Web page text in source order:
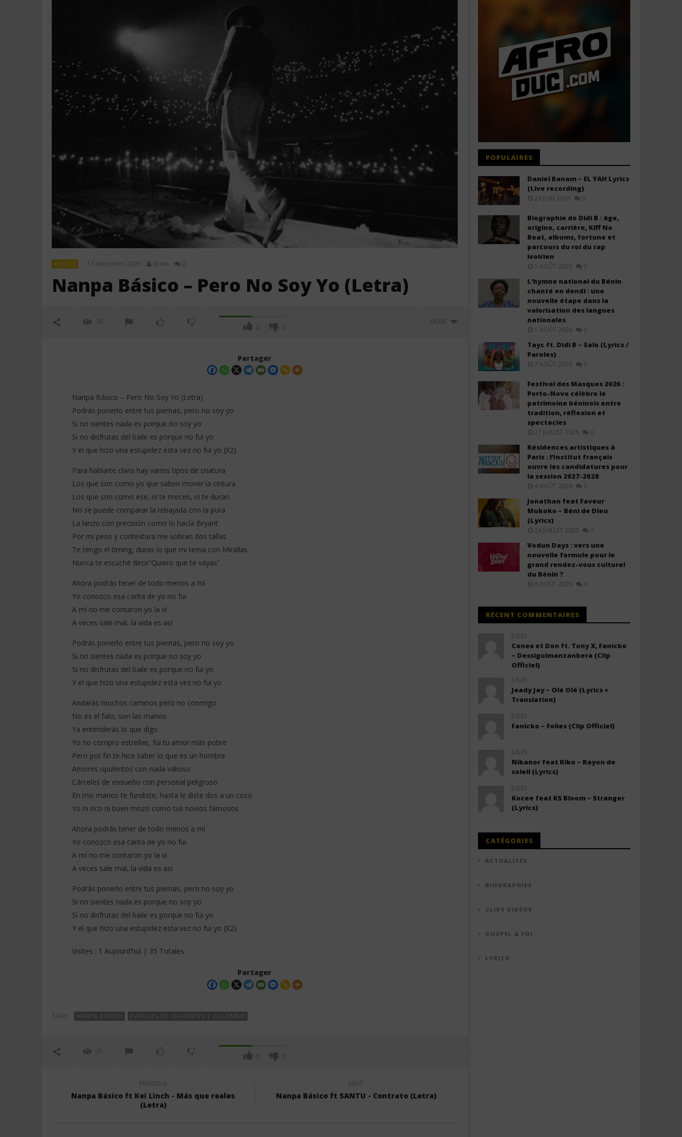
LYRICS 17 décembre 2025 Stone 0
Nanpa Básico – Pero No Soy Yo (Letra)
35
0 0
MORE
NOW VIEWING
Nanpa Básico – Pero No Soy Yo
décembre
2025
Stone
Warren Saada ft Valka - Jolie
17
décembre
2025
Stone
Zaho ft Yuri Buenaventura -
Coeur de Pirate (Lyrics +
Translation)
Luis Fonsi ft Feid -
(Lyrics)
17
décembre
Partager
Nanpa Básico – Pero No Soy Yo (Letra)
Podrás ponerlo entre tus piernas, pero no soy yo
Si no sientes nada es porque no soy yo
Si no disfrutas del baile es porque no fui yo
Y el que hizo una estupidez esta vez no fui yo (X2)
Para hablarte claro hay varios tipos de criatura
Los que son como yo que saben mover la cintura
Los que son como ese, ni te mecen, ni te duran
No se puede comparar la rebajada con la pura
La lanzo con precisión como lo hacía Bryant
Por mi peso y contextura me sobran dos tallas
Te tengo el timing, duras lo que mi tema con Mirallas
Nunca te escuché decir”Quiero que te vayas”
Ahora podrás tener de todo menos a mí
Yo conozco esa carita de yo no fui
A mí no me contaron yo la ví
A veces sale mal, la vida es así
Podrás ponerlo entre tus piernas, pero no soy yo
Si no sientes nada es porque no soy yo
Si no disfrutas del baile es porque no fui yo
Y el que hizo una estupidez esta vez no fui yo
Andarás muchos caminos pero no conmigo
No es el falo, son las manos
Ya entenderás lo que digo
Yo no compro estrellas, fui tu amor más pobre
Pero por fin te hice saber lo que es un hombre
Amores opulentos con nada valioso
Cárceles de ensueño con personal peligroso
En mis manos te fundiste, hasta le diste dos a un coso
Yo ni rico ni buen mozo como tus novios famosos
Ahora podrás tener de todo menos a mí
Yo conozco esa carita de yo no fui
A mí no me contaron yo la vi
A veces sale mal, la vida es así
Podrás ponerlo entre tus piernas, pero no soy yo
Si no sientes nada es porque no soy yo
Si no disfrutas del baile es porque no fui yo
Y el que hizo una estupidez esta vez no fui yo (X2)
Visites : 1 Aujourd’hui | 35 Totales
Partager
TAGS: NANPA BÁSICO PAROLES DE CHANSONS | COLOMBIE
35
0 0
PREVIOUS
Nanpa Básico ft Kei Linch - Más que reales
(Letra)
NEXT
Nanpa Básico ft SANTU - Contrato (Letra)
POPULAIRES
Daniel Banam – EL YAH Lyrics
(Live recording)
29 JUIN 2025 0
Biographie de Didi B : âge,
origine, carrière, Kiff No
Beat, albums, fortune et
parcours du roi du rap
ivoirien
1 AOÛT 2026 0
L’hymne national du Bénin
chanté en dendi : une
nouvelle étape dans la
valorisation des langues
nationales
1 AOÛT 2026 0
Tayc ft. Didi B – Salo (Lyrics /
Paroles)
7 AOÛT 2026 0
Festival des Masques 2026 :
Porto-Novo célèbre le
patrimoine béninois entre
tradition, réflexion et
spectacles
27 JUILLET 2026 0
Résidences artistiques à
Paris : l’Institut français
ouvre les candidatures pour
la session 2027-2028
4 AOÛT 2026 0
Jonathan feat Faveur
Mukoko – Béni de Dieu
(Lyrics)
24 JUILLET 2025 0
Vodun Days : vers une
nouvelle formule pour le
grand rendez-vous culturel
du Bénin ?
6 AOÛT 2026 0
RÉCENT COMMENTAIRES
JULES
Conex et Don ft. Tony X, Fanicko
– Dessiguimanzanbera (Clip
Officiel)
JULES
Jeady Jay – Olé Olé (Lyrics +
Translation)
JULES
Fanicko – Folies (Clip Officiel)
JULES
Nikanor feat Kiko – Rayon de
soleil (Lyrics)
JULES
Kocee feat KS Bloom – Stranger
(Lyrics)
CATÉGORIES
ACTUALITÉS
BIOGRAPHIES
CLIPS VIDÉOS
GOSPEL & FOI
LYRICS